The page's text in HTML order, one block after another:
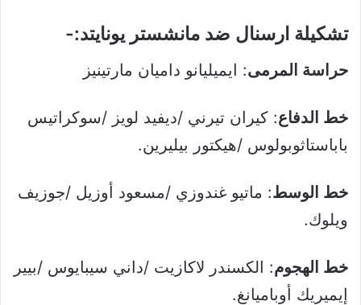
تشكيلة ارسنال ضد مانشستر يونايتد:-
حراسة المرمى: ايميليانو داميان مارتينيز
خط الدفاع: كيران تيرني /ديفيد لويز /سوكراتيس
باباستاثوبولوس /هيكتور بيليرين.
خط الوسط: ماتيو غندوزي /مسعود أوزيل /جوزيف
ويلوك.
خط الهجوم: الكسندر لاكازيت /داني سيبايوس /بيير
إيميريك أوباميانغ.